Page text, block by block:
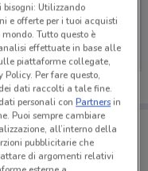
pubblicato
più tardi.
con te!
dei negozi vicino a te,
risparmio, comodamente
Utilizzando
e offerte per i tuoi acquisti
Tutto questo è
effettuate in base alle
piattaforme collegate,
Per fare questo,
dati raccolti a tale fine.
personali conPartnersin
Puoi sempre cambiare
all’interno della
pubblicitarie che
di argomenti relativi